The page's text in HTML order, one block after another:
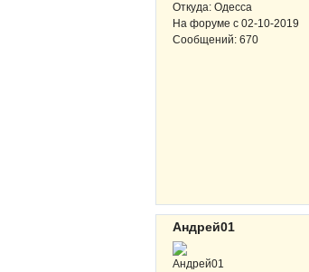
Откуда: Одесса
На форуме с 02-10-2019
Сообщений: 670
Андрей01